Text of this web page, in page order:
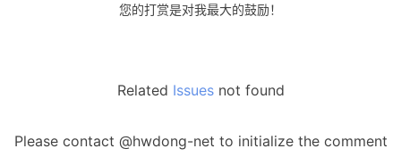
您的打赏是对我最大的鼓励！
Related Issuesnot found
Please contact @hwdong-net to initialize the comment